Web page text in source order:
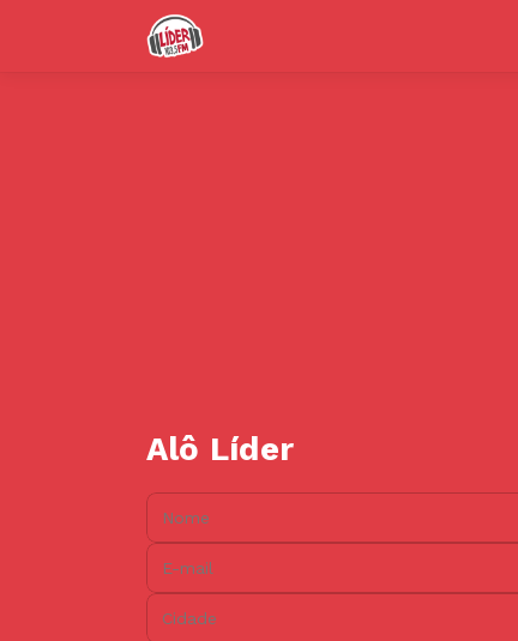
Alô Líder
Nome:
E-mail:
Cidade: